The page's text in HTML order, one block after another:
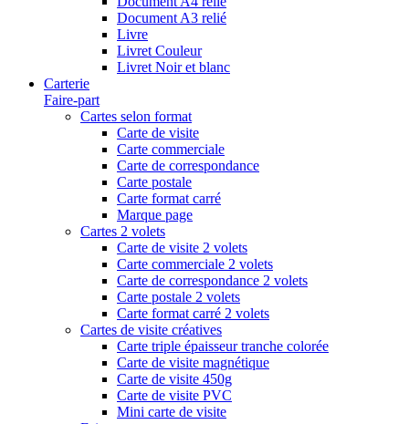
Document A3 relié
Livre
Livret Couleur
Livret Noir et blanc
Carterie
Faire-part
Cartes selon format
Carte de visite
Carte commerciale
Carte de correspondance
Carte postale
Carte format carré
Marque page
Cartes 2 volets
Carte de visite 2 volets
Carte commerciale 2 volets
Carte de correspondance 2 volets
Carte postale 2 volets
Carte format carré 2 volets
Cartes de visite créatives
Carte triple épaisseur tranche colorée
Carte de visite magnétique
Carte de visite 450g
Carte de visite PVC
Mini carte de visite